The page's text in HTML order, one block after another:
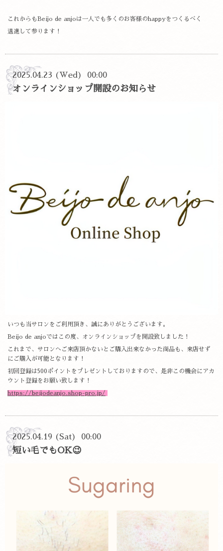
これからもBeijo de anjoは一人でも多くのお客様のhappyをつくるべく
邁進して参ります！
2025.04.23 (Wed) 00:00
オンラインショップ開設のお知らせ
いつも当サロンをご利用頂き、誠にありがとうございます。
Beijo de anjoではこの度、オンラインショップを開設致しました！
これまで、サロンへご来店頂かないとご購入出来なかった商品も、来店せず
にご購入が可能となります！
初回登録は500ポイントをプレゼントしておりますので、是非この機会にアカ
ウント登録をお願い致します！
https://beijodeanjo.shop-pro.jp/
2025.04.19 (Sat) 00:00
短い毛でもOK😉